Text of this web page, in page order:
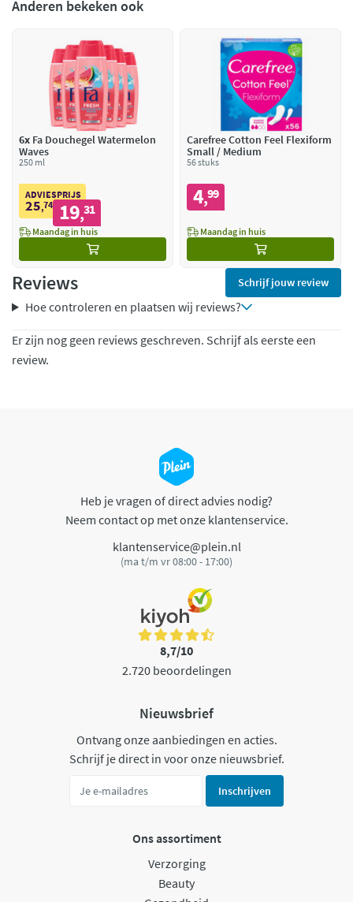
Anderen bekeken ook
6x Fa Douchegel Watermelon
Waves
250 ml
ADVIESPRIJS
25,74 19,31
Maandag in huis
Carefree Cotton Feel Flexiform
Small / Medium
56 stuks
4,99
Maandag in huis
Reviews Schrijf jouw review
Hoe controleren en plaatsen wij reviews?
Er zijn nog geen reviews geschreven. Schrijf als eerste een
review.
Heb je vragen of direct advies nodig?
Neem contact op met onze klantenservice.
klantenservice@plein.nl
(ma t/m vr 08:00 - 17:00)
8,7/10
2.720 beoordelingen
Nieuwsbrief
Ontvang onze aanbiedingen en acties.
Schrijf je direct in voor onze nieuwsbrief.
Inschrijven
Ons assortiment
Verzorging
Beauty